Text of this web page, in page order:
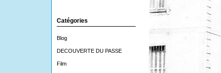
Catégories
Blog
DECOUVERTE DU PASSE
Film